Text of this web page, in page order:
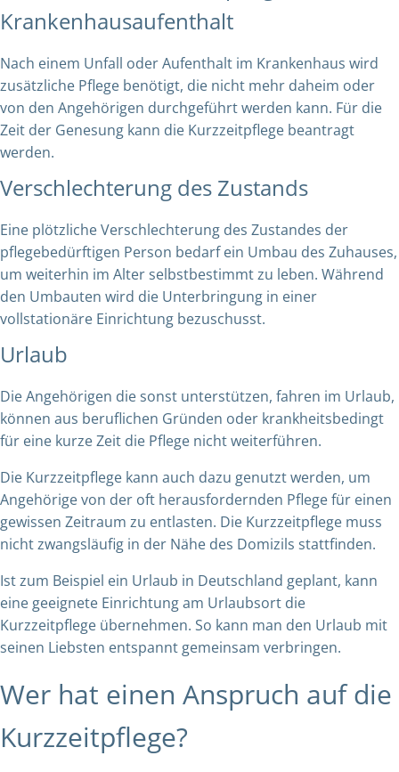
Krankenhausaufenthalt
Nach einem Unfall oder Aufenthalt im Krankenhaus wird
zusätzliche Pflege benötigt, die nicht mehr daheim oder
von den Angehörigen durchgeführt werden kann. Für die
Zeit der Genesung kann die Kurzzeitpflege beantragt
werden.
Verschlechterung des Zustands
Eine plötzliche Verschlechterung des Zustandes der
pflegebedürftigen Person bedarf ein Umbau des Zuhauses,
um weiterhin im Alter selbstbestimmt zu leben. Während
den Umbauten wird die Unterbringung in einer
vollstationäre Einrichtung bezuschusst.
Urlaub
Die Angehörigen die sonst unterstützen, fahren im Urlaub,
können aus beruflichen Gründen oder krankheitsbedingt
für eine kurze Zeit die Pflege nicht weiterführen.
Die Kurzzeitpflege kann auch dazu genutzt werden, um
Angehörige von der oft herausfordernden Pflege für einen
gewissen Zeitraum zu entlasten. Die Kurzzeitpflege muss
nicht zwangsläufig in der Nähe des Domizils stattfinden.
Ist zum Beispiel ein Urlaub in Deutschland geplant, kann
eine geeignete Einrichtung am Urlaubsort die
Kurzzeitpflege übernehmen. So kann man den Urlaub mit
seinen Liebsten entspannt gemeinsam verbringen.
Wer hat einen Anspruch auf die
Kurzzeitpflege?